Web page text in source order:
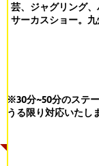
芸、ジャグリング
サーカスショー。
お
※30分~50分のステ
うる限り対応いたし